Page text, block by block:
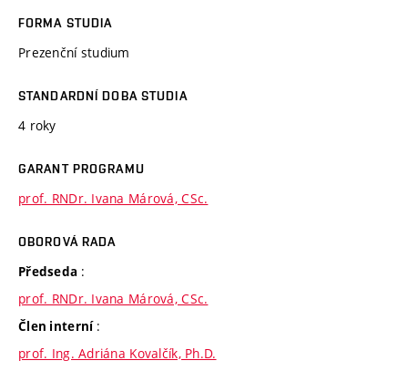
FORMA STUDIA
Prezenční studium
STANDARDNÍ DOBA STUDIA
4 roky
GARANT PROGRAMU
prof. RNDr. Ivana Márová, CSc.
OBOROVÁ RADA
Předseda :
prof. RNDr. Ivana Márová, CSc.
Člen interní :
prof. Ing. Adriána Kovalčík, Ph.D.